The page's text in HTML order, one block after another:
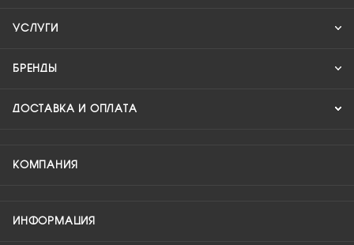
УСЛУГИ
БРЕНДЫ
ДОСТАВКА И ОПЛАТА
КОМПАНИЯ
ИНФОРМАЦИЯ